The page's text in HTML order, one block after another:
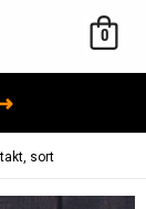
0
sort